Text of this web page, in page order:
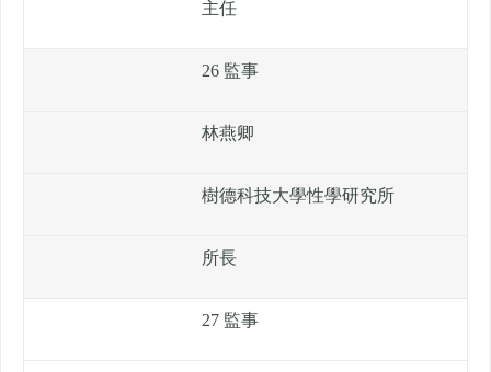
主任
26 監事
林燕卿
樹德科技大學性學研究所
所長
27 監事